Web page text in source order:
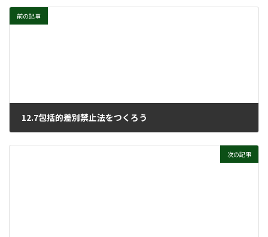
前の記事
12.7包括的差別禁止法をつくろう
次の記事